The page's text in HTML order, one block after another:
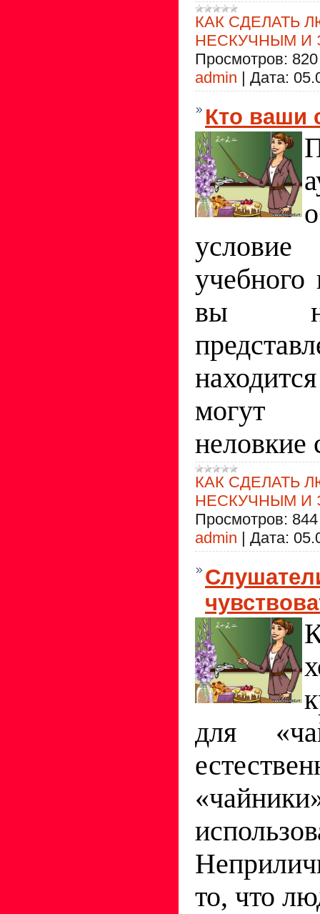
КАК СДЕЛАТЬ
НЕСКУЧНЫМ И
Просмотров: 820
admin | Дата:
Кто ваши
учебного
вы
могут
неловкие
КАК СДЕЛАТЬ
НЕСКУЧНЫМ И
Просмотров: 844
admin | Дата:
для
то, что